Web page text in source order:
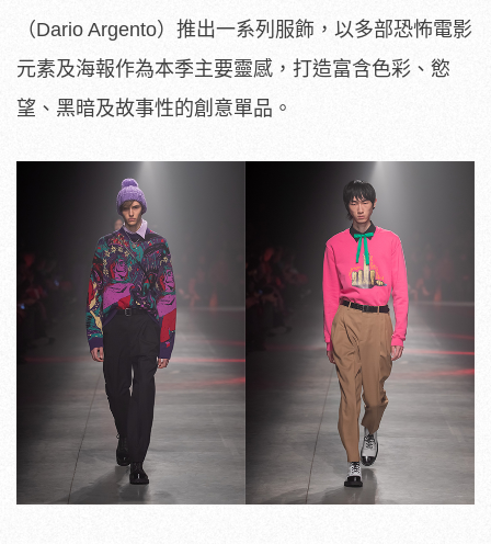
（Dario Argento）推出一系列服飾，以多部恐怖電影
元素及海報作為本季主要靈感，打造富含色彩、慾
望、黑暗及故事性的創意單品。